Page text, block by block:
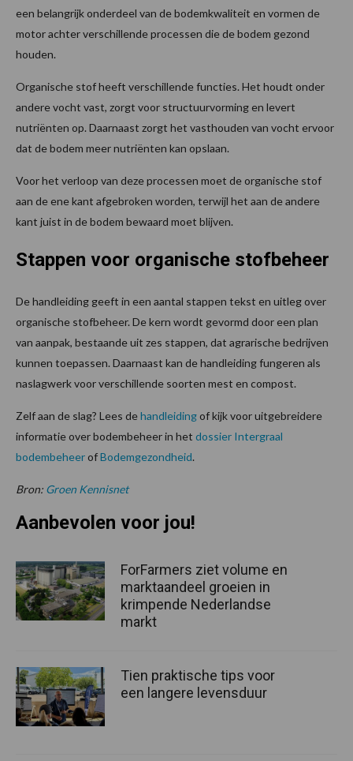
een belangrijk onderdeel van de bodemkwaliteit en vormen de
motor achter verschillende processen die de bodem gezond
houden.
Organische stof heeft verschillende functies. Het houdt onder
andere vocht vast, zorgt voor structuurvorming en levert
nutriënten op. Daarnaast zorgt het vasthouden van vocht ervoor
dat de bodem meer nutriënten kan opslaan.
Voor het verloop van deze processen moet de organische stof
aan de ene kant afgebroken worden, terwijl het aan de andere
kant juist in de bodem bewaard moet blijven.
Stappen voor organische stofbeheer
De handleiding geeft in een aantal stappen tekst en uitleg over
organische stofbeheer. De kern wordt gevormd door een plan
van aanpak, bestaande uit zes stappen, dat agrarische bedrijven
kunnen toepassen. Daarnaast kan de handleiding fungeren als
naslagwerk voor verschillende soorten mest en compost.
Zelf aan de slag? Lees dehandleidingof kijk voor uitgebreidere
informatie over bodembeheer in het dossier Intergraal
bodembeheerofBodemgezondheid.
Bron: Groen Kennisnet
Aanbevolen voor jou!
ForFarmers ziet volume en
marktaandeel groeien in
krimpende Nederlandse
markt
Tien praktische tips voor
een langere levensduur